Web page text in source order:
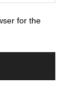
for the